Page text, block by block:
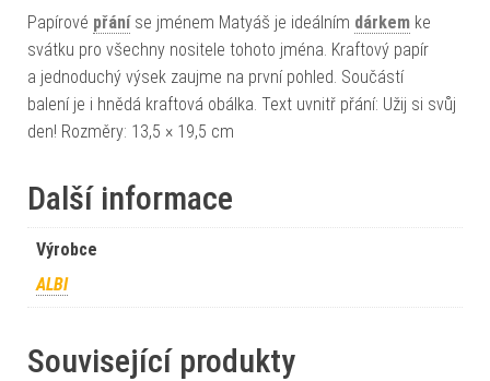
Papírové přáníse jménem Matyáš je ideálním dárkem ke
svátku pro všechny nositele tohoto jména. Kraftový papír
a jednoduchý výsek zaujme na první pohled. Součástí
balení je i hnědá kraftová obálka. Text uvnitř přání: Užij si svůj
den! Rozměry: 13,5 × 19,5 cm
Další informace
Výrobce
ALBI
Související produkty